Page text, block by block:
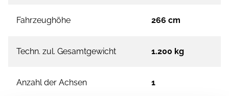
Fahrzeughöhe 266 cm
Techn. zul. Gesamtgewicht 1.200 kg
Anzahl der Achsen 1